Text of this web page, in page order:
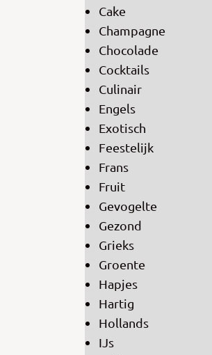
Cake
Champagne
Chocolade
Cocktails
Culinair
Engels
Exotisch
Feestelijk
Frans
Fruit
Gevogelte
Gezond
Grieks
Groente
Hapjes
Hartig
Hollands
IJs